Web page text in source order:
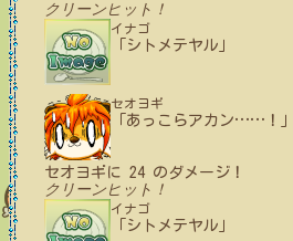
クリーンヒット！
イナゴ
「シトメテヤル」
セオヨギ
「あっこらアカン…… ！」
セオヨギ に 24のダメージ！
クリーンヒット！
イナゴ
「シトメテヤル」